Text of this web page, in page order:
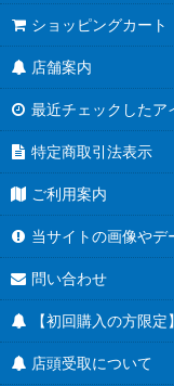
ショッピングカート
店舗案内
最近チェックしたア
特定商取引法表示
ご利用案内
当サイトの画像やデ
問い合わせ
【初回購入の方限
店頭受取について